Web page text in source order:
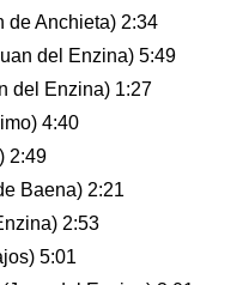
de Anchieta) 2:34
del Enzina) 5:49
del Enzina) 1:27
4:40
2:49
Baena) 2:21
2:53
5:01